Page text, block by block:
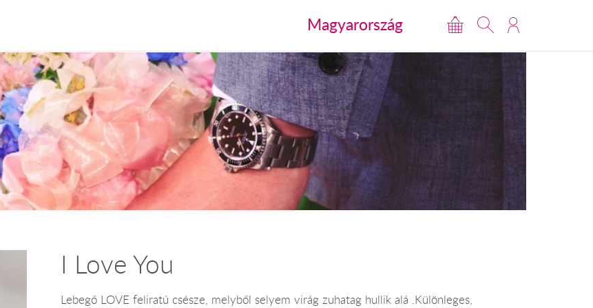
Magyarország
I Love You
Lebegő LOVE feliratú csésze, melyből selyem virág zuhatag hullik alá .Különleges,